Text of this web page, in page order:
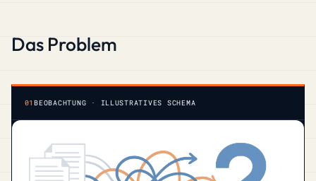
Das Problem
01BEOBACHTUNG · ILLUSTRATIVES SCHEMA